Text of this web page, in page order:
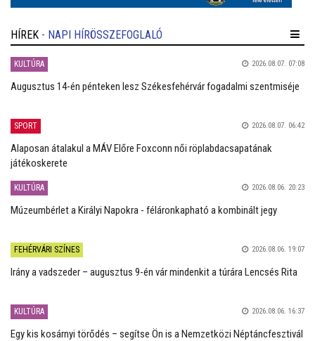
HÍREK - NAPI HÍRÖSSZEFOGLALÓ
KULTÚRA 2026.08.07. 07:08
Augusztus 14-én pénteken lesz Székesfehérvár fogadalmi szentmiséje
SPORT 2026.08.07. 06:42
Alaposan átalakul a MÁV Előre Foxconn női röplabdacsapatának
játékoskerete
KULTÚRA 2026.08.06. 20:23
Múzeumbérlet a Királyi Napokra - féláronkapható a kombinált jegy
FEHÉRVÁRI SZÍNES 2026.08.06. 19:07
Irány a vadszeder – augusztus 9-én vár mindenkit a túrára Lencsés Rita
KULTÚRA 2026.08.06. 16:37
Egy kis kosárnyi törődés – segítse Ön is a Nemzetközi Néptáncfesztivál